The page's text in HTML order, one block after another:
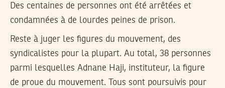
Des centaines de personnes ont été arrêtées et
condamnées à de lourdes peines de prison.
Reste à juger les figures du mouvement, des
syndicalistes pour la plupart. Au total, 38 personnes
parmi lesquelles Adnane Haji, instituteur, la figure
de proue du mouvement. Tous sont poursuivis pour